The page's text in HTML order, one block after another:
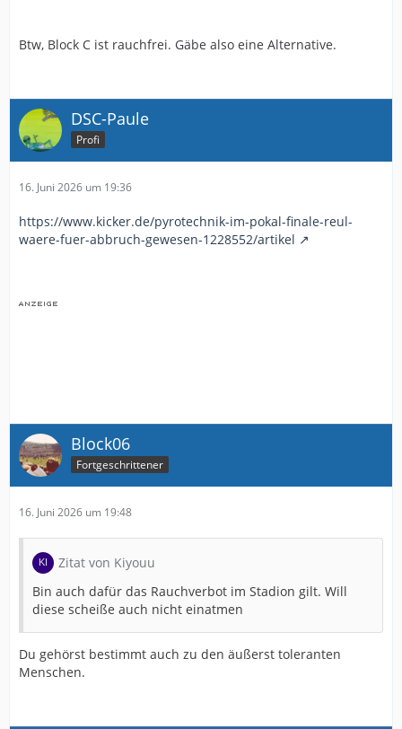
Btw, Block C ist rauchfrei. Gäbe also eine Alternative.
DSC-Paule
Profi
16. Juni 2026 um 19:36
https://www.kicker.de/pyrotechnik-im-pokal-finale-reul-
waere-fuer-abbruch-gewesen-1228552/artikel
Block06
Fortgeschrittener
16. Juni 2026 um 19:48
Zitat von Kiyouu
Bin auch dafür das Rauchverbot im Stadion gilt. Will
diese scheiße auch nicht einatmen
Du gehörst bestimmt auch zu den äußerst toleranten
Menschen.